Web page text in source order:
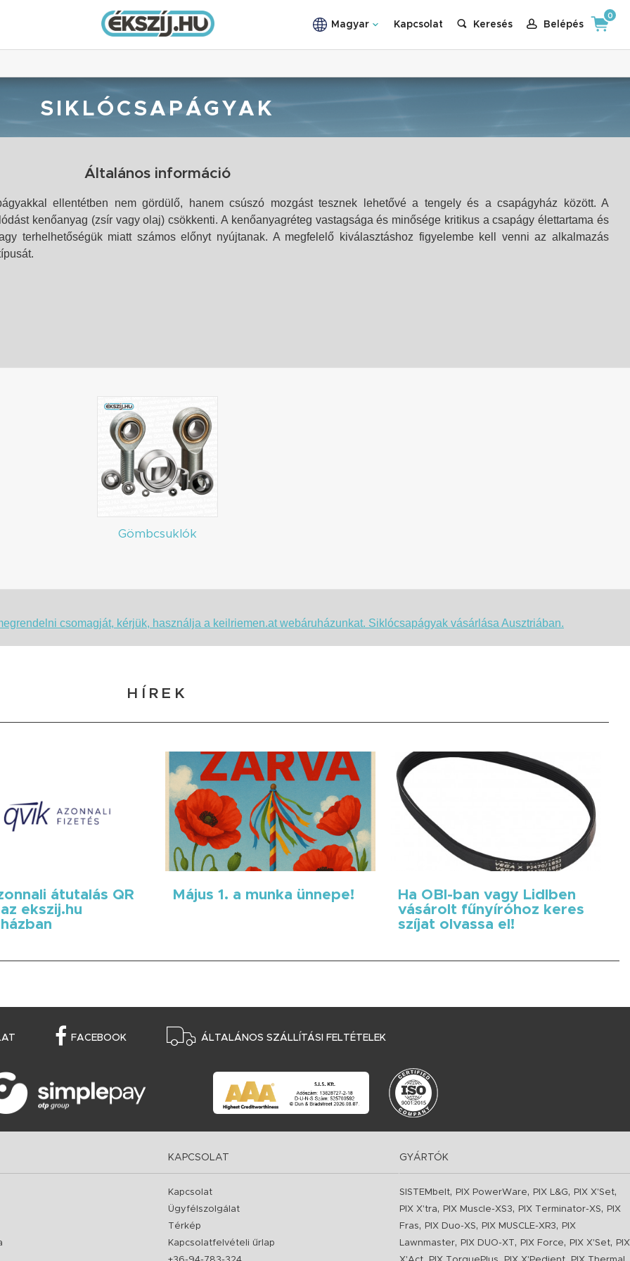
Magyar Kapcsolat Keresés Belépés
0
SIKLÓCSAPÁGYAK
Általános információ
ellentétben nem gördülő, hanem csúszó mozgást tesznek lehetővé a tengely és a csapágyház között. A
kenőanyag (zsír vagy olaj) csökkenti. A kenőanyagréteg vastagsága és minősége kritikus a csapágy élettartama és
terhelhetőségük miatt számos előnyt nyújtanak. A megfelelő kiválasztáshoz figyelembe kell venni az alkalmazás
Gömbcsuklók
csomagját, kérjük, használja a keilriemen.at webáruházunkat. Siklócsapágyak vásárlása Ausztriában.
HÍREK
átutalás QR
ekszij.hu
Május 1. a munka ünnepe!
Ha OBI-ban vagy Lidlben
vásárolt fűnyíróhoz keres
szíjat olvassa el!
FACEBOOK ÁLTALÁNOS SZÁLLÍTÁSI FELTÉTELEK
KAPCSOLAT
Kapcsolat
Ügyfélszolgálat
Térkép
Kapcsolatfelvételi űrlap
GYÁRTÓK
SISTEMbelt, PIX PowerWare, PIX L&G, PIX X'Set,
PIX X'tra, PIX Muscle-XS3, PIX Terminator-XS,
PIX
Fras, PIX Duo-XS, PIX MUSCLE-XR3,
PIX
Lawnmaster, PIX DUO-XT , PIX Force, PIX X'Set,
PIX